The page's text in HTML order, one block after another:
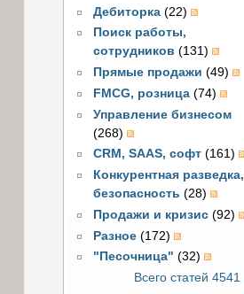
Дебиторка (22)
Поиск работы,
сотрудников (131)
Прямые продажи (49)
FMCG, розница (74)
Управление бизнесом
(268)
CRM, SAAS, софт (161)
Конкурентная разведка,
безопасность (28)
Продажи и кризис (92)
Разное (172)
"Песочница" (32)
Всего статей 4541